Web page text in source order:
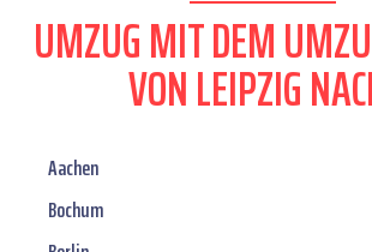
UMZUG MIT DEM
VON LEIPZIG
Aachen
Bochum